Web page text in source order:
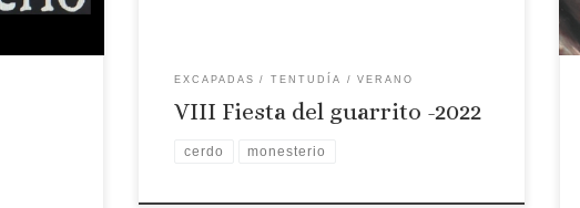
EXCAPADAS TENTUDÍA VERANO
VIII Fiesta del guarrito -2022
cerdo monesterio